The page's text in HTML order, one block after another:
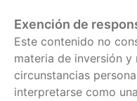
Exención de
Este contenido no
materia de inversión y
circunstancias
interpretarse como